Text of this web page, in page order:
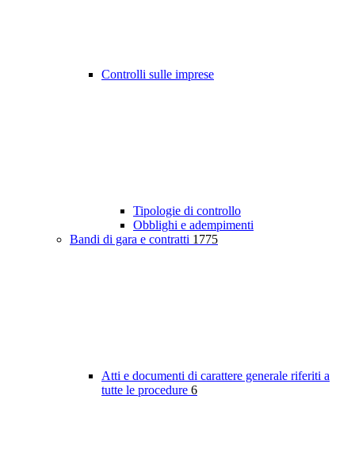
Controlli sulle imprese
Tipologie di controllo
Obblighi e adempimenti
Bandi di gara e contratti 1775
Atti e documenti di carattere generale riferiti a
tutte le procedure 6